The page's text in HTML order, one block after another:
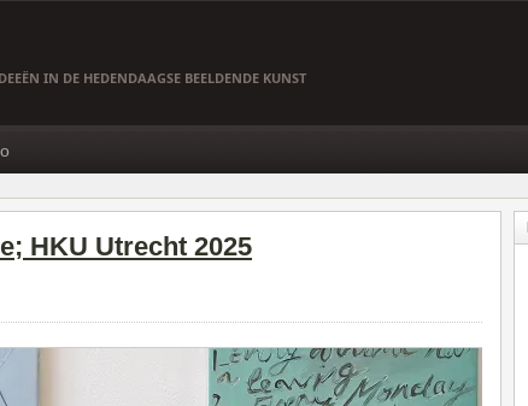
IN DE HEDENDAAGSE BEELDENDE KUNST
HKU Utrecht 2025